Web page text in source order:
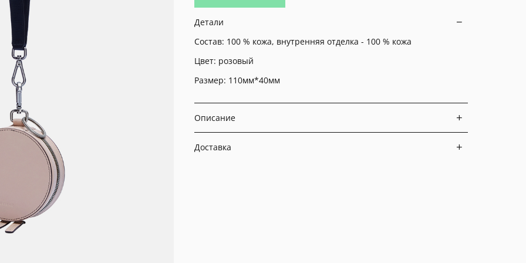
Детали
Состав: 100 % кожа, внутренняя отделка - 100 % кожа
Цвет: розовый
Размер: 110мм*40мм
Описание
Доставка